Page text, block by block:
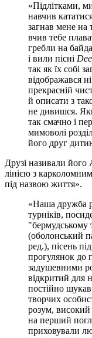
«Підлітками,
навчив
загнав мене на
вчив тебе
гребли на
і вили пісні
так як їх собі
відображався
прекрасній
й описати з
не дивишся.
так смачно і
мимоволі
його друг
Друзі називали
лінією з
під назвою життя».
«Наша дружба
турніків,
"бермудському
(оболонський
ред.), пісень
прогулянок до
задушевними
відкритий для
постійно
творчих
розум, високий
на перший
приховували